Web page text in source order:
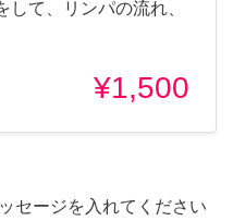
て、リンパの流れ、
¥1,500
セージを入れてください